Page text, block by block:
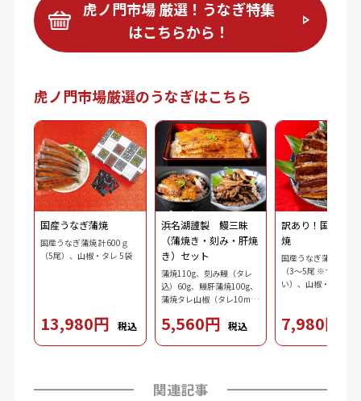
虎ノ門市場 厳選！うなぎ特集
はこちらから！
虎ノ門市場厳選のうなぎはこちら
国産うなぎ蒲焼
国産うなぎ蒲焼 計600ｇ
（5尾）、山椒・タレ 5袋
13,980円 税込
浜名湖謹製 鰻三昧
（蒲焼き・刻み・肝焼
き）セット
蒲焼110g、刻み鰻（タレ
込）60g、鰻肝蒲焼100g、
蒲焼タレ山椒（タレ10ml
3.7g、ダシ10ml、わさび
5,560円 税込
訳あり！国産う
焼
国産うなぎ蒲焼 計
（3～5尾 ※サイズ不
い）、山椒・タレ 5袋
7,980円
関連記事